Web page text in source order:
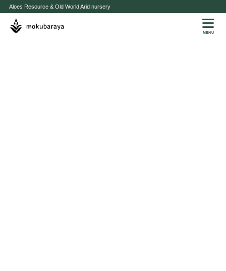
Aloes Resource & Old World Arid nursery
MENU